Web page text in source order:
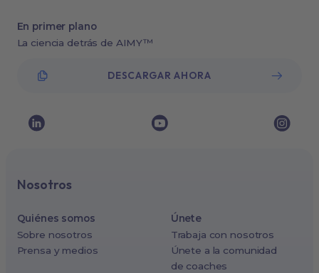
En primer plano
La ciencia detrás de AIMY™
DESCARGAR AHORA
Nosotros
Quiénes somos
Sobre nosotros
Prensa y medios
Únete
Trabaja con nosotros
Únete a la comunidad
de coaches